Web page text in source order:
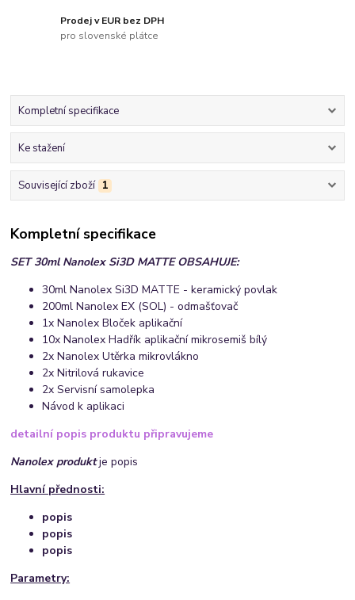
Prodej v EUR bez DPH
pro slovenské plátce
Kompletní specifikace
Ke stažení
Související zboží 1
Kompletní specifikace
SET 30ml Nanolex Si3D MATTE OBSAHUJE:
30ml Nanolex Si3D MATTE - keramický povlak
200ml Nanolex EX (SOL) - odmašťovač
1x Nanolex Bloček aplikační
10x Nanolex Hadřík aplikační mikrosemiš bílý
2x Nanolex Utěrka mikrovlákno
2x Nitrilová rukavice
2x Servisní samolepka
Návod k aplikaci
detailní popis produktu připravujeme
Nanolex produktje popis
Hlavní přednosti:
popis
popis
popis
Parametry: